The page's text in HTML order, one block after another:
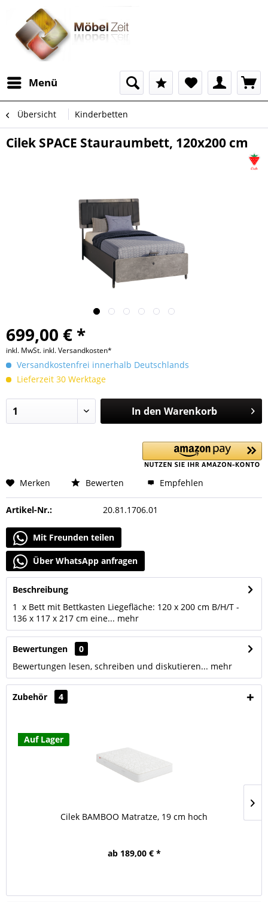
Menü
Übersicht Kinderbetten
Cilek SPACE Stauraumbett, 120x200 cm
699,00 € *
inkl. MwSt. inkl. Versandkosten*
Versandkostenfrei innerhalb Deutschlands
Lieferzeit 30 Werktage
In den Warenkorb
Merken Bewerten Empfehlen
Artikel-Nr.: 20.81.1706.01
Mit Freunden teilen
Über WhatsApp anfragen
Beschreibung
1 x Bett mit Bettkasten Liegefläche: 120 x 200 cm B/H/T -
136 x 117 x 217 cm eine... mehr
Bewertungen
0
Bewertungen lesen, schreiben und diskutieren... mehr
Zubehör 4
Auf Lager
Cilek BAMBOO Matratze, 19 cm hoch
ab 189,00 € *